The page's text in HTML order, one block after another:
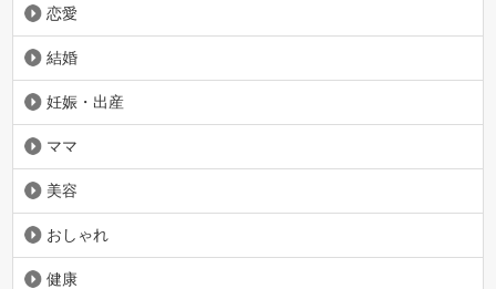
恋愛
結婚
妊娠・出産
ママ
美容
おしゃれ
健康